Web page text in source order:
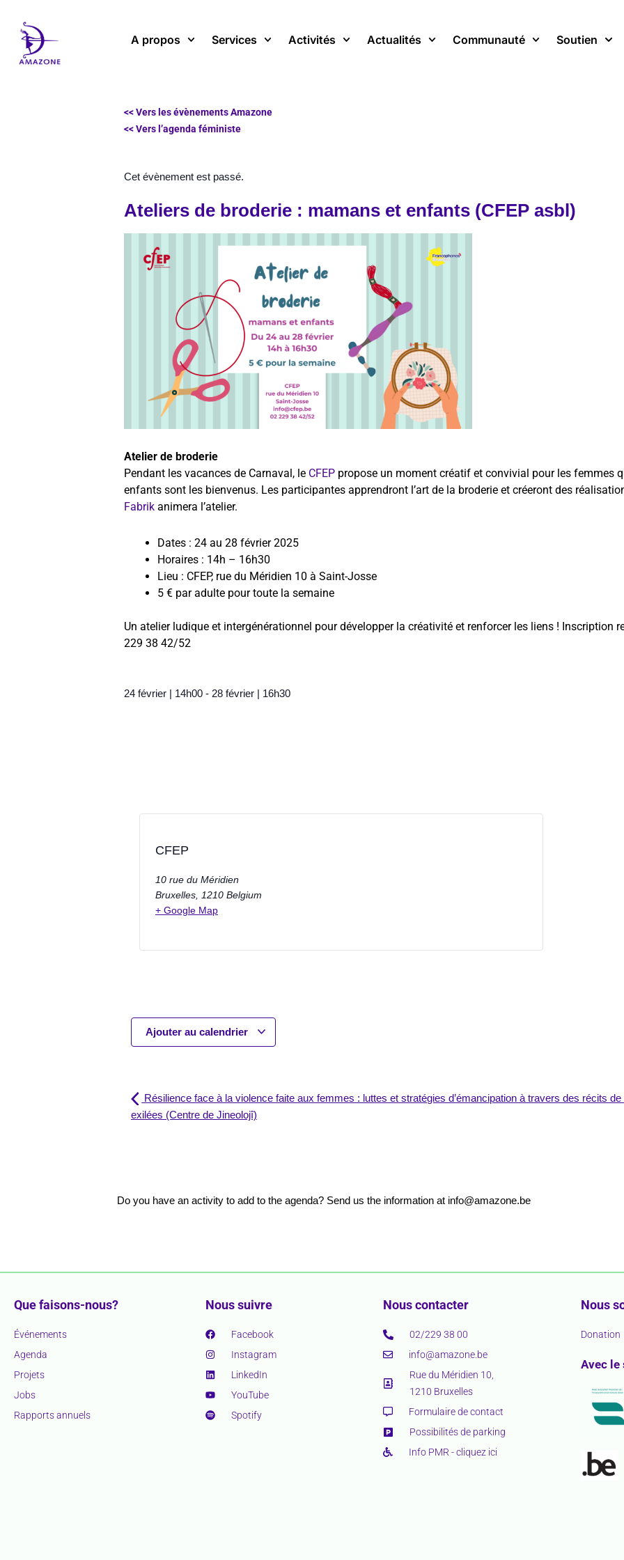
contenu
A propos Services Activités Actualités Communauté Soutien
<< Vers les évènements Amazone
<< Vers l’agenda féministe
Cet évènement est passé.
Ateliers de broderie : mamans et enfants (CFEP asbl)
Atelier de broderie
Pendant les vacances de Carnaval, le CFEP propose un moment créatif et convivial pour les femmes
enfants sont les bienvenus. Les participantes apprendront l’art de la broderie et créeront des
Fabrik animera l’atelier.
Dates : 24 au 28 février 2025
Horaires : 14h – 16h30
Lieu : CFEP, rue du Méridien 10 à Saint-Josse
5 € par adulte pour toute la semaine
Un atelier ludique et intergénérationnel pour développer la créativité et renforcer les liens ! Inscription
229 38 42/52
24 février | 14h00 - 28 février | 16h30
CFEP
10 rue du Méridien
Bruxelles
1210 Belgium
+ Google Map
Ajouter au calendrier
Résilience face à la violence faite aux femmes : luttes et stratégies d’émancipation à travers des récits
exilées (Centre de Jineolojî)
Do you have an activity to add to the agenda? Send us the information at info@amazone.be
Que faisons-nous?
Événements
Agenda
Projets
Jobs
Rapports annuels
Nous suivre
Facebook
Instagram
LinkedIn
YouTube
Spotify
Nous contacter
02/229 38 00
info@amazone.be
Rue du Méridien 10,
1210 Bruxelles
Formulaire de contact
Possibilités de parking
Info PMR - cliquez ici
Nous
Donation
Avec le